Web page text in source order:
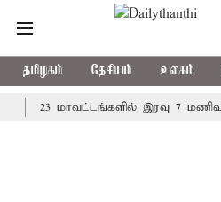
தமிழகம் தேசியம் உலகம்
23 மாவட்டங்களில் இரவு 7 மணிவரை